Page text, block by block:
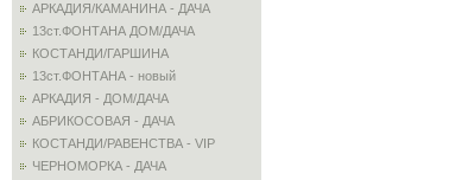
АРКАДИЯ/КАМАНИНА - ДАЧА
13ст.ФОНТАНА ДОМ/ДАЧА
КОСТАНДИ/ГАРШИНА
13ст.ФОНТАНА - новый
АРКАДИЯ - ДОМ/ДАЧА
АБРИКОСОВАЯ - ДАЧА
КОСТАНДИ/РАВЕНСТВА - VIP
ЧЕРНОМОРКА - ДАЧА